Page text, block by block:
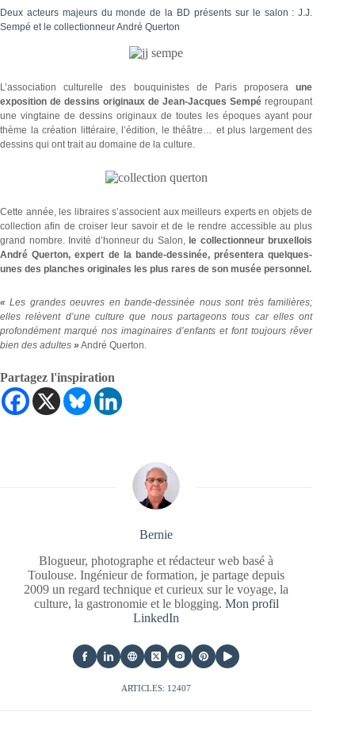
Deux acteurs majeurs du monde de la BD présents sur le salon : J.J.
Sempé et le collectionneur André Querton
L’association culturelle des bouquinistes de Paris proposeraune
exposition de dessins originaux de Jean-Jacques Sempé regroupant
une vingtaine de dessins originaux de toutes les époques ayant pour
thème la création littéraire, l’édition, le théâtre… et plus largement des
dessins qui ont trait au domaine de la culture.
Cette année, les libraires s’associent aux meilleurs experts en objets de
collection afin de croiser leur savoir et de le rendre accessible au plus
grand nombre. Invité d’honneur du Salon, le collectionneur bruxellois
André Querton, expert de la bande-dessinée, présentera quelques-
unes des planches originales les plus rares de son musée personnel.
«Les grandes oeuvres en bande-dessinée nous sont très familières;
elles relèvent d’une culture que nous partageons tous car elles ont
profondément marqué nos imaginaires d’enfants et font toujours rêver
bien des adultes »André Querton.
Partagez l'inspiration
Bernie
Blogueur, photographe et rédacteur web basé à
Toulouse. Ingénieur de formation, je partage depuis
2009 un regard technique et curieux sur le voyage, la
culture, la gastronomie et le blogging. Mon profil
LinkedIn
ARTICLES: 12407